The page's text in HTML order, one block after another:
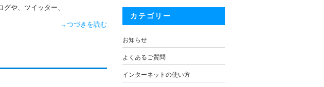
カテゴリー
お知らせ
よくあるご質問
インターネットの使い方
や、ツイッター、
→つづきを読む